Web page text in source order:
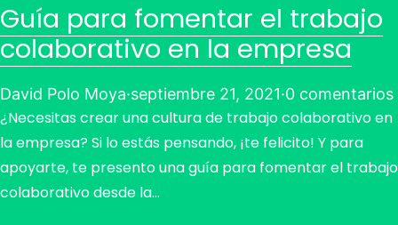
Guía para fomentar el trabajo
colaborativo en la empresa
David Polo Moya·septiembre 21, 2021·0 comentarios
¿Necesitas crear una cultura de trabajo colaborativo en
la empresa? Si lo estás pensando, ¡te felicito! Y para
apoyarte, te presento una guía para fomentar el trabajo
colaborativo desde la…